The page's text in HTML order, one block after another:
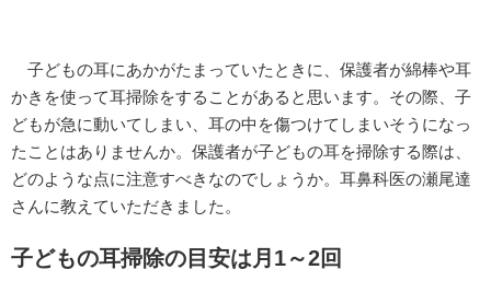
子どもの耳にあかがたまっていたときに、保護者が綿棒や耳
かきを使って耳掃除をすることがあると思います。その際、子
どもが急に動いてしまい、耳の中を傷つけてしまいそうになっ
たことはありませんか。保護者が子どもの耳を掃除する際は、
どのような点に注意すべきなのでしょうか。耳鼻科医の瀬尾達
さんに教えていただきました。
子どもの耳掃除の目安は月1～2回